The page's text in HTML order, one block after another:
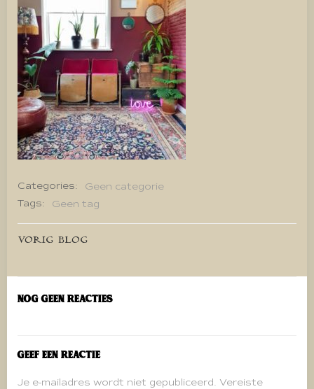
Categories:
Geen categorie
Tags:
Geen tag
Bericht
navigatie
VORIG BLOG
Nog geen reacties
Geef een reactie
Je e-mailadres wordt niet gepubliceerd. Vereiste